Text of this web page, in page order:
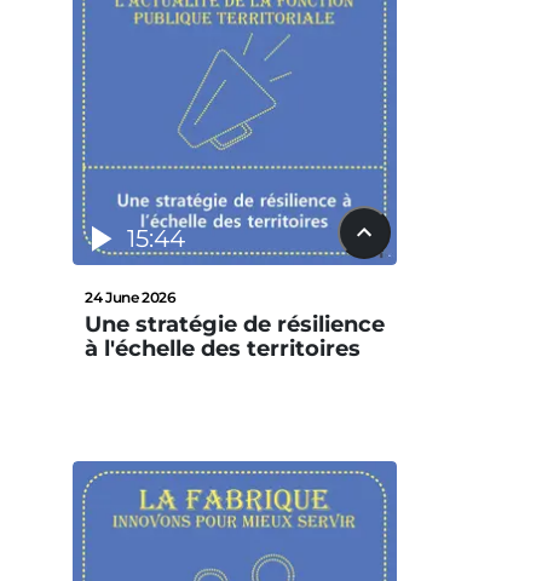
15:44
24 June 2026
Une stratégie de résilience
à l'échelle des territoires